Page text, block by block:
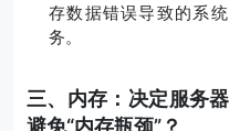
存数据错误导致的系
务。
三、内存：决定服务
避免“内存瓶颈”？